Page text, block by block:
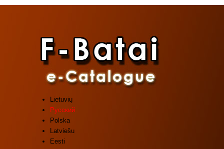
Lietuvių
Русский
Polska
Latviešu
Eesti